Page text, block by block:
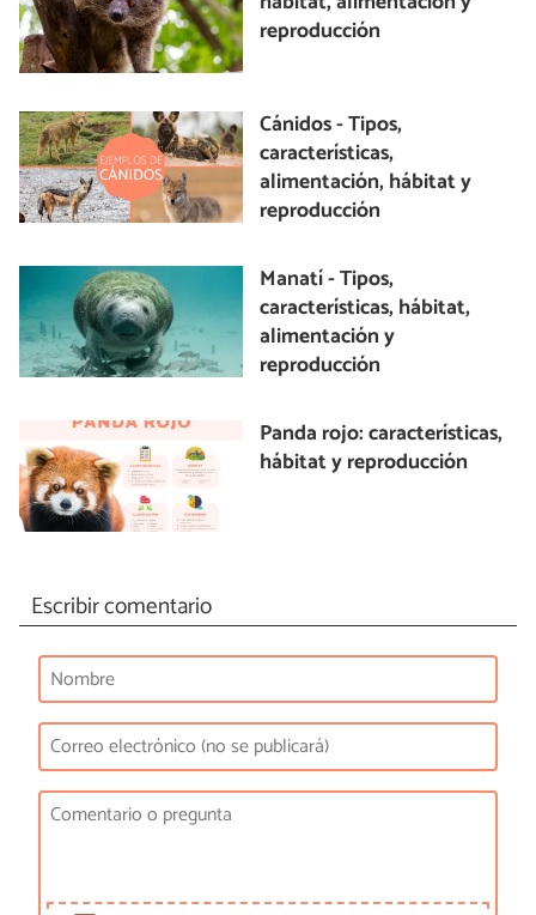
reproducción
Cánidos - Tipos,
características,
alimentación, hábitat y
reproducción
Manatí - Tipos,
características, hábitat,
alimentación y
reproducción
Panda rojo: características,
hábitat y reproducción
Escribir comentario